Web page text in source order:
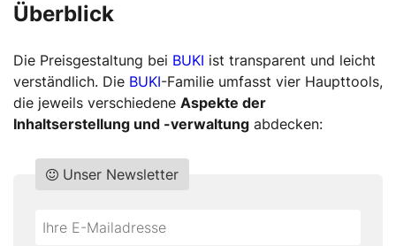
Überblick
Die Preisgestaltung bei BUKI ist transparent und leicht
verständlich. Die BUKI-Familie umfasst vier Haupttools,
die jeweils verschiedene Aspekte der
Inhaltserstellung und -verwaltung abdecken:
Do
Unser Newsletter
*Ihre